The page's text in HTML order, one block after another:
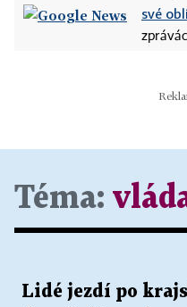
své
Téma:
Lidé jezdí po